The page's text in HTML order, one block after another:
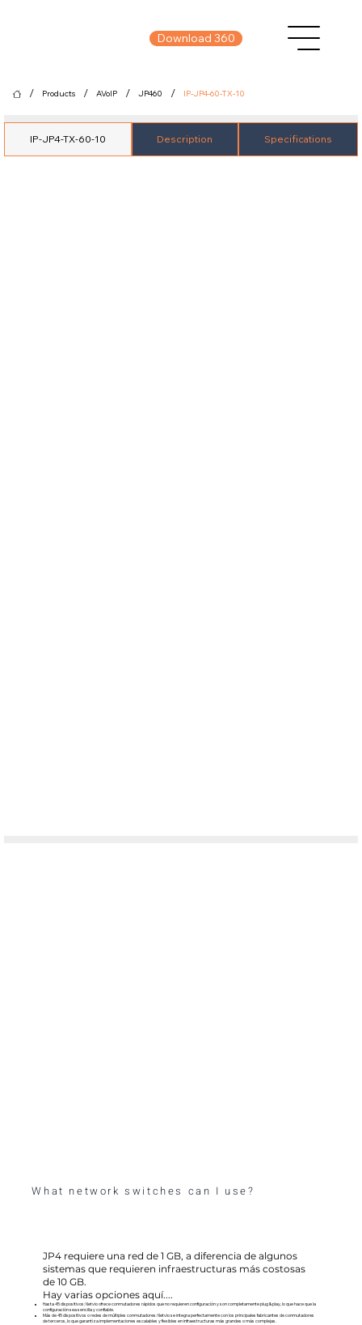
Download 360
/ Products / AVoIP / JP460 / IP-JP4-60-TX-10
IP-JP4-TX-60-10 Description Specifications
What network switches can I use?
JP4 requiere una red de 1 GB, a diferencia de algunos
sistemas que requieren infraestructuras más costosas
de 10 GB.
Hay varias opciones aquí....
Hasta 45 dispositivos: Netvio ofrece conmutadores rápidos que no requieren configuración y son completamente plug & play, lo que hace que la
configuración sea sencilla y confiable.
Más de 45 dispositivos o redes de múltiples conmutadores: Netvio se integra perfectamente con los principales fabricantes de conmutadores
de terceros, lo que garantiza implementaciones escalables y flexibles en infraestructuras más grandes o más complejas.